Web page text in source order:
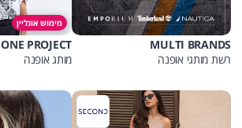
MULTI BRANDS
רשת מותגי אופנה
מימוש אונליין
ONE PROJECT
מותג אופנה